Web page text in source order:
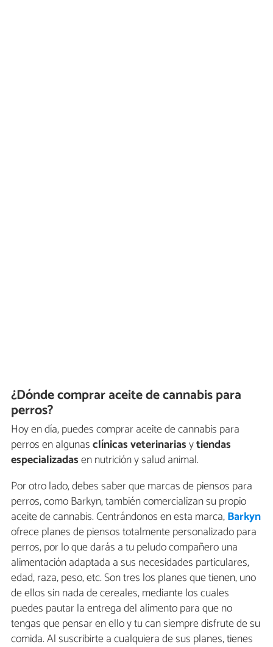
¿Dónde comprar aceite de cannabis para
perros?
Hoy en día, puedes comprar aceite de cannabis para
perros en algunasclínicas veterinariasytiendas
especializadasen nutrición y salud animal.
Por otro lado, debes saber que marcas de piensos para
perros, como Barkyn, también comercializan su propio
aceite de cannabis. Centrándonos en esta marca,Barkyn
ofrece planes de piensos totalmente personalizado para
perros, por lo que darás a tu peludo compañero una
alimentación adaptada a sus necesidades particulares,
edad, raza, peso, etc. Son tres los planes que tienen, uno
de ellos sin nada de cereales, mediante los cuales
puedes pautar la entrega del alimento para que no
tengas que pensar en ello y tu can siempre disfrute de su
comida. Al suscribirte a cualquiera de sus planes, tienes